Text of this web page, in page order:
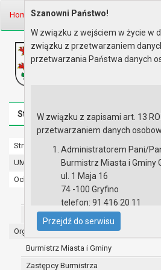
Home Informacje Ogłoszenia
Biuletyn
Urząd Miasta i
Strona główna Mapa serwisu
Strona główna
UMiG - telefony wewnętrzne
Ochrona danych osobowych
Urząd Miasta i Gminy w Gryfinie
Straż Miejska
Organy
Burmistrz Miasta i Gminy
Zastępcy Burmistrza
Szanowni Państwo!
W związku z wejściem w życie w
związku z przetwarzaniem
przetwarzania Państwa danych
W związku z zapisami art. 13
przetwarzaniem danych
Administratorem Pani/
Burmistrz Miasta i Gminy
ul. 1 Maja 16
74 -100 Gryfino
telefon: 91 416 20 11
e-mail:
Dane kontaktowe
e-mail:iod@gryfino.pl
Przejdź do serwisu